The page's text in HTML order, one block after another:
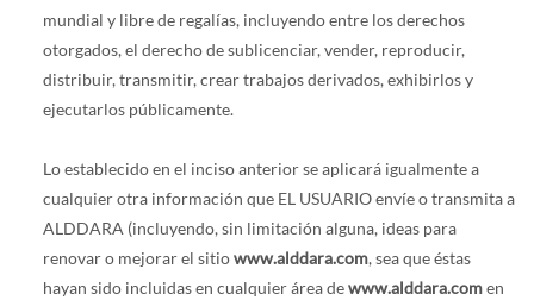
mundial y libre de regalías, incluyendo entre los derechos
otorgados, el derecho de sublicenciar, vender, reproducir,
distribuir, transmitir, crear trabajos derivados, exhibirlos y
ejecutarlos públicamente.
Lo establecido en el inciso anterior se aplicará igualmente a
cualquier otra información que EL USUARIO envíe o transmita a
ALDDARA (incluyendo, sin limitación alguna, ideas para
renovar o mejorar el sitiowww.alddara.com, sea que éstas
hayan sido incluidas en cualquier área dewww.alddara.comen